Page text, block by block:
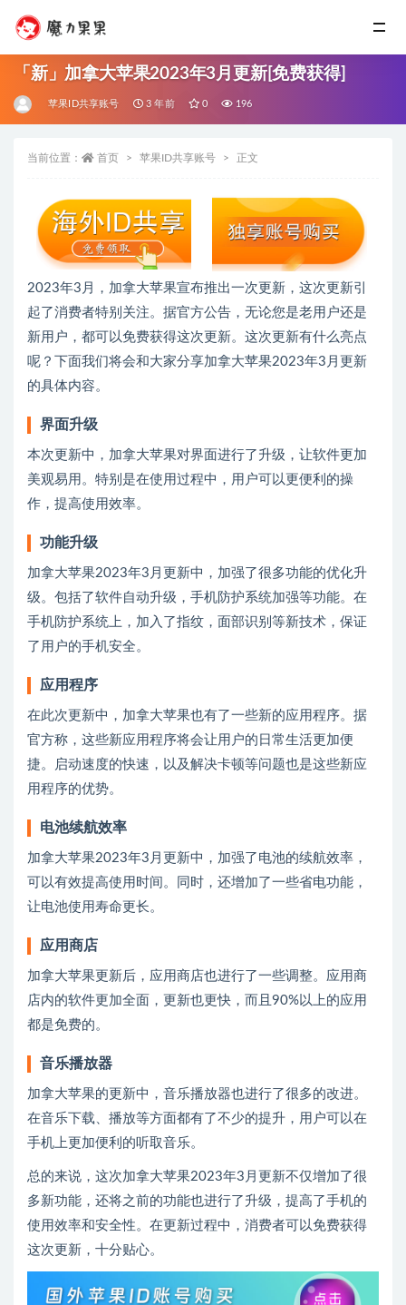
「新」加拿大苹果2023年3月更新[免费获得]
苹果ID共享账号 3 年前 0 196
当前位置： 首页 苹果ID共享账号 正文
2023年3月，加拿大苹果宣布推出一次更新，这次更新引
起了消费者特别关注。据官方公告，无论您是老用户还是
新用户，都可以免费获得这次更新。这次更新有什么亮点
呢？下面我们将会和大家分享加拿大苹果2023年3月更新
的具体内容。
界面升级
本次更新中，加拿大苹果对界面进行了升级，让软件更加
美观易用。特别是在使用过程中，用户可以更便利的操
作，提高使用效率。
功能升级
加拿大苹果2023年3月更新中，加强了很多功能的优化升
级。包括了软件自动升级，手机防护系统加强等功能。在
手机防护系统上，加入了指纹，面部识别等新技术，保证
了用户的手机安全。
应用程序
在此次更新中，加拿大苹果也有了一些新的应用程序。据
官方称，这些新应用程序将会让用户的日常生活更加便
捷。启动速度的快速，以及解决卡顿等问题也是这些新应
用程序的优势。
电池续航效率
加拿大苹果2023年3月更新中，加强了电池的续航效率，
可以有效提高使用时间。同时，还增加了一些省电功能，
让电池使用寿命更长。
应用商店
加拿大苹果更新后，应用商店也进行了一些调整。应用商
店内的软件更加全面，更新也更快，而且90%以上的应用
都是免费的。
音乐播放器
加拿大苹果的更新中，音乐播放器也进行了很多的改进。
在音乐下载、播放等方面都有了不少的提升，用户可以在
手机上更加便利的听取音乐。
总的来说，这次加拿大苹果2023年3月更新不仅增加了很
多新功能，还将之前的功能也进行了升级，提高了手机的
使用效率和安全性。在更新过程中，消费者可以免费获得
这次更新，十分贴心。